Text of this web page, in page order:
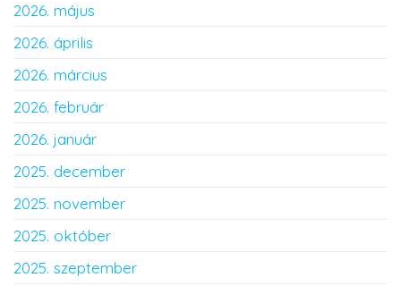
2026. május
2026. április
2026. március
2026. február
2026. január
2025. december
2025. november
2025. október
2025. szeptember